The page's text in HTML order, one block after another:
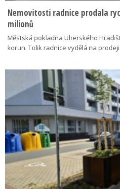
Nemovitosti radnice prodala
milionů
Městská pokladna Uherského
korun. Tolik radnice vydělá na